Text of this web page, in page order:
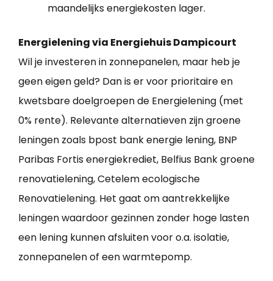
maandelijks energiekosten lager.
Energielening via Energiehuis Dampicourt
Wil je investeren in zonnepanelen, maar heb je
geen eigen geld? Dan is er voor prioritaire en
kwetsbare doelgroepen de Energielening (met
0% rente). Relevante alternatieven zijn groene
leningen zoals bpost bank energie lening, BNP
Paribas Fortis energiekrediet, Belfius Bank groene
renovatielening, Cetelem ecologische
Renovatielening. Het gaat om aantrekkelijke
leningen waardoor gezinnen zonder hoge lasten
een lening kunnen afsluiten voor o.a. isolatie,
zonnepanelen of een warmtepomp.